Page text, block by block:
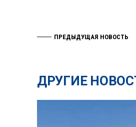
ПРЕДЫДУЩАЯ НОВОСТЬ
ДРУГИЕ